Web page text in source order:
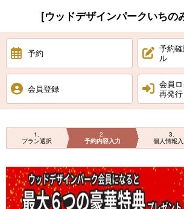
[ウッドデザインパークいち
予約
予約
ル
会員登録
会員
再発行
1
プラン選択
2
予約内容入力
3
個人情報